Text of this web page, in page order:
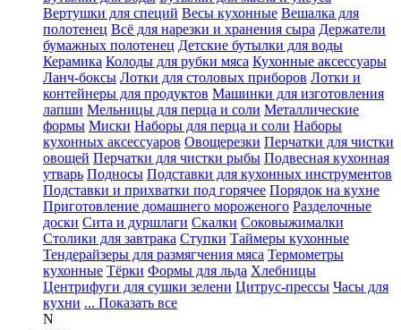
Вертушки для специй Весы кухонные Вешалка для
полотенец Всё для нарезки и хранения сыра Держатели
бумажных полотенец Детские бутылки для воды
Керамика Колоды для рубки мяса Кухонные аксессуары
Ланч-боксы Лотки для столовых приборов Лотки и
контейнеры для продуктов Машинки для изготовления
лапши Мельницы для перца и соли Металлические
формы Миски Наборы для перца и соли Наборы
кухонных аксессуаров Овощерезки Перчатки для чистки
овощей Перчатки для чистки рыбы Подвесная кухонная
утварь Подносы Подставки для кухонных инструментов
Подставки и прихватки под горячее Порядок на кухне
Приготовление домашнего мороженого Разделочные
доски Сита и дуршлаги Скалки Соковыжималки
Столики для завтрака Ступки Таймеры кухонные
Тендерайзеры для размягчения мяса Термометры
кухонные Тёрки Формы для льда Хлебницы
Центрифуги для сушки зелени Цитрус-прессы Часы для
кухни ... Показать все
N